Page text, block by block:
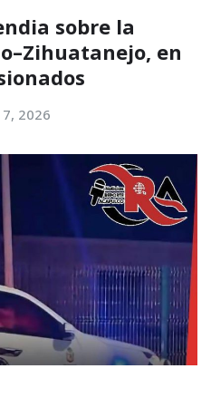
sobre la
en
2026